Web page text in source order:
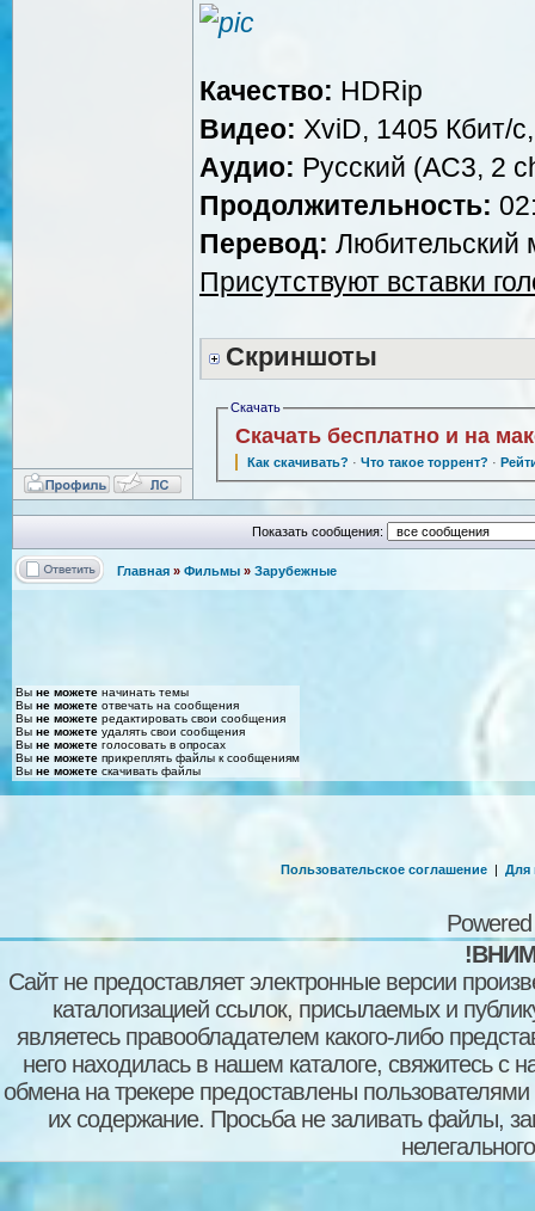
Качество: HDRip
Видео: XviD, 1405 Кбит/
Аудио: Русский (AC3, 2
Продолжительность:
Перевод: Любительский
Присутствуют вставки
Скриншоты
Скачать
Скачать бесплатно и на
Как скачивать? · Что такое торрент? ·
Показать сообщения:
Главная » Фильмы » Зарубежные
Вы не можете начинать темы
Вы не можете отвечать на сообщения
Вы не можете редактировать свои сообщения
Вы не можете удалять свои сообщения
Вы не можете голосовать в опросах
Вы не можете прикреплять файлы к сообщениям
Вы не можете скачивать файлы
Пользовательское соглашение | Для
Сайт не предоставляет электронные версии
каталогизацией ссылок, присылаемых и
являетесь правообладателем какого-либо
него находилась в нашем каталоге, свяжитесь
обмена на трекере предоставлены пользователями
их содержание. Просьба не заливать файлы,